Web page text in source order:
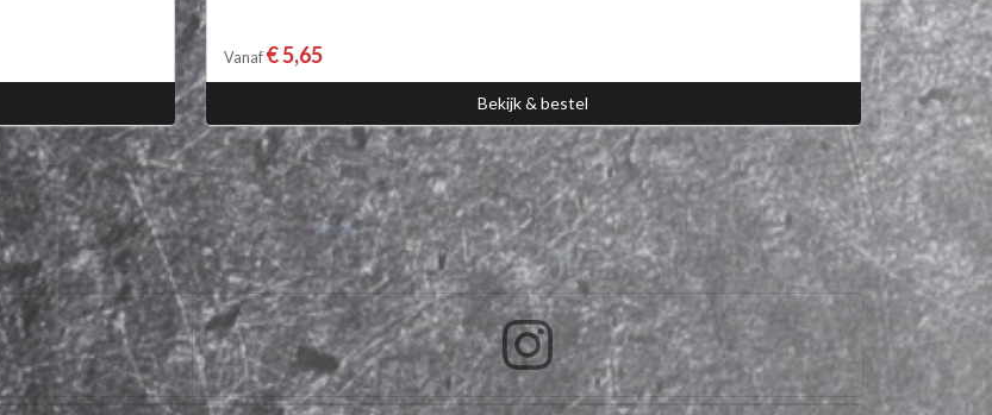
Vanaf € 5,65
Bekijk & bestel